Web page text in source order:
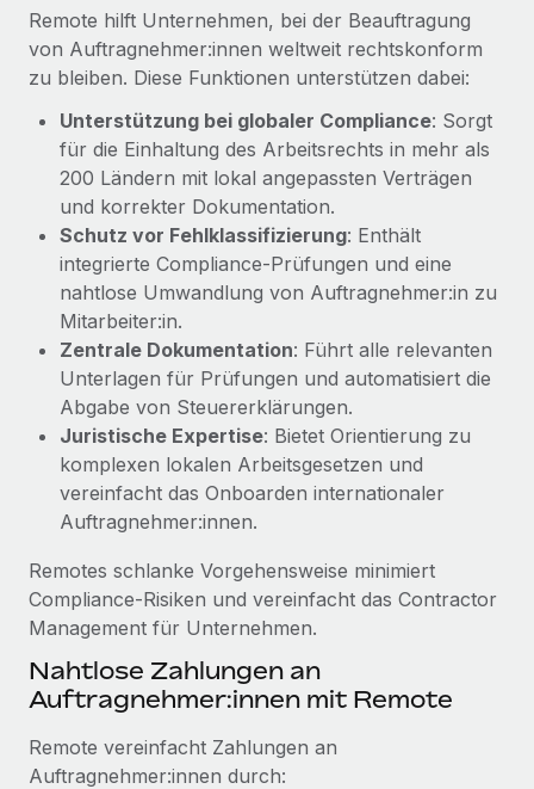
Schnelle, rechtssichere Gründung von
Niederlassungen
Mühelose Relocation von Mitarbeiter:innen
Benefits
Mühelose Verwaltung von Benefits
Reverse Tech und Remote für Contractor
Management und Payroll
Reverse Tech auf einen Blick Das Gesundheits- und
Mehr erfahren
Den Blog erkunden
Neues zu Remote-Produkten: Integration mit
Gusto und Zero und Contractor Management
Plus
Auch im neuen Jahr wollen wir bei Remote Unternehmen
aller Größen dabei unterstützen, die beste...
Mehr erfahren
Wie Phiture 55 Mitarbeiter:innen in 19 Ländern
mit Remote verwaltet
Phiture ist der unumstrittene Marktführer im Bereich der
Wachstumsberatung für mobile Apps. Das...
Mehr erfahren
Remote hilft Unternehmen, bei der Beauftragung
von Auftragnehmer:innen weltweit rechtskonform
zu bleiben. Diese Funktionen unterstützen dabei:
Unterstützung bei globaler Compliance: Sorgt
für die Einhaltung des Arbeitsrechts in mehr als
200 Ländern mit lokal angepassten Verträgen
und korrekter Dokumentation.
Schutz vor Fehlklassifizierung: Enthält
integrierte Compliance-Prüfungen und eine
nahtlose Umwandlung von Auftragnehmer:in zu
Mitarbeiter:in.
Zentrale Dokumentation: Führt alle relevanten
Unterlagen für Prüfungen und automatisiert die
Abgabe von Steuererklärungen.
Juristische Expertise: Bietet Orientierung zu
komplexen lokalen Arbeitsgesetzen und
vereinfacht das Onboarden internationaler
Auftragnehmer:innen.
Remotes schlanke Vorgehensweise minimiert
Compliance-Risiken und vereinfacht das Contractor
Management für Unternehmen.
Nahtlose Zahlungen an
Auftragnehmer:innen mit Remote
Remote vereinfacht Zahlungen an
Auftragnehmer:innen durch: